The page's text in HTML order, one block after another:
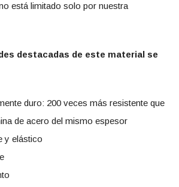
está limitado solo por nuestra
destacadas de este material se
duro: 200 veces más resistente que
de acero del mismo espesor
y elástico